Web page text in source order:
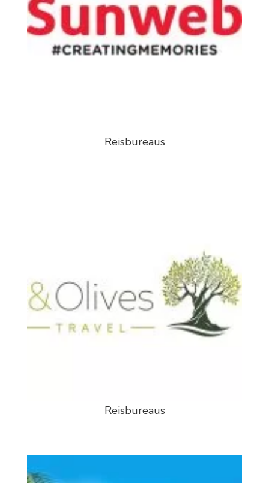
Reisbureaus
Reisbureaus